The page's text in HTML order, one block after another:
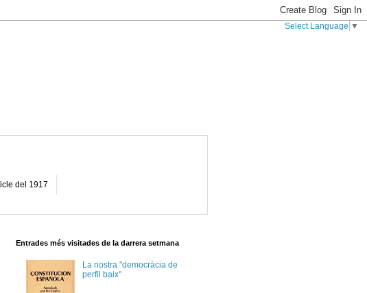
Select Language ▼
del 1917
Entrades més visitades de la darrera setmana
La nostra "democràcia de
perfil baix"